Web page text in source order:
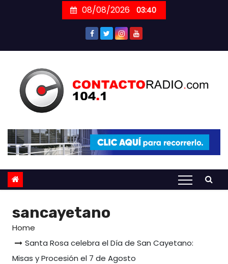
08/08/2026 03:40
sancayetano
Home
Santa Rosa celebra el Día de San Cayetano:
Misas y Procesión el 7 de Agosto